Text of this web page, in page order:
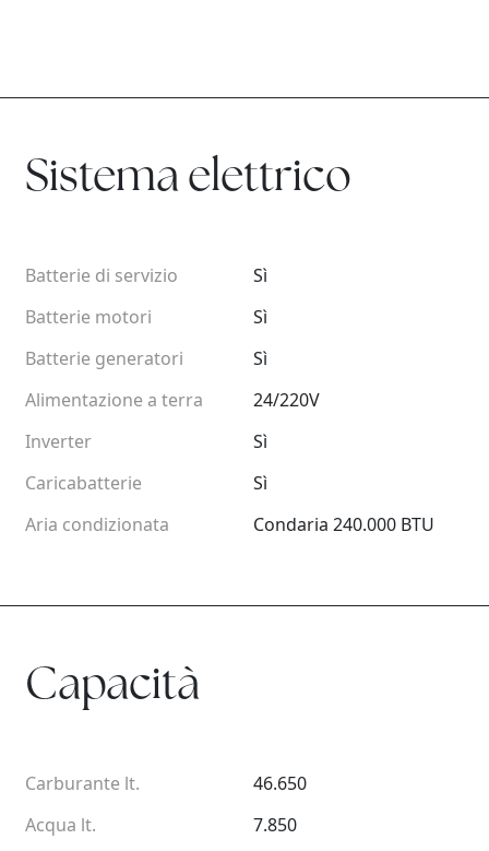
Sistema elettrico
Batterie di servizio
Batterie motori
Batterie generatori
Alimentazione a terra
Inverter
Caricabatterie
Aria condizionata
Sì
Sì
Sì
24/220V
Sì
Sì
Condaria 240.000 BTU
Capacità
Carburante lt.
Acqua lt.
46.650
7.850